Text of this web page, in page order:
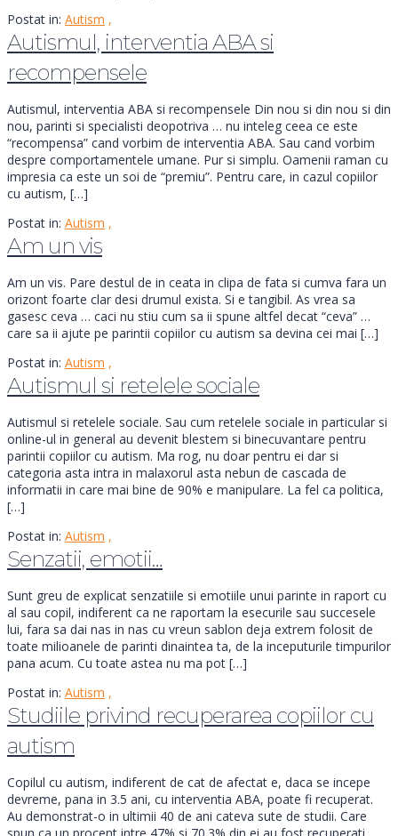
Postat in: Autism ,
Autismul, interventia ABA si
recompensele
Autismul, interventia ABA si recompensele Din nou si din nou si din
nou, parinti si specialisti deopotriva … nu inteleg ceea ce este
“recompensa” cand vorbim de interventia ABA. Sau cand vorbim
despre comportamentele umane. Pur si simplu. Oamenii raman cu
impresia ca este un soi de “premiu”. Pentru care, in cazul copiilor
cu autism, […]
Postat in: Autism ,
Am un vis
Am un vis. Pare destul de in ceata in clipa de fata si cumva fara un
orizont foarte clar desi drumul exista. Si e tangibil. As vrea sa
gasesc ceva … caci nu stiu cum sa ii spune altfel decat “ceva” …
care sa ii ajute pe parintii copiilor cu autism sa devina cei mai […]
Postat in: Autism ,
Autismul si retelele sociale
Autismul si retelele sociale. Sau cum retelele sociale in particular si
online-ul in general au devenit blestem si binecuvantare pentru
parintii copiilor cu autism. Ma rog, nu doar pentru ei dar si
categoria asta intra in malaxorul asta nebun de cascada de
informatii in care mai bine de 90% e manipulare. La fel ca politica,
[…]
Postat in: Autism ,
Senzatii, emotii…
Sunt greu de explicat senzatiile si emotiile unui parinte in raport cu
al sau copil, indiferent ca ne raportam la esecurile sau succesele
lui, fara sa dai nas in nas cu vreun sablon deja extrem folosit de
toate milioanele de parinti dinaintea ta, de la inceputurile timpurilor
pana acum. Cu toate astea nu ma pot […]
Postat in: Autism ,
Studiile privind recuperarea copiilor cu
autism
Copilul cu autism, indiferent de cat de afectat e, daca se incepe
devreme, pana in 3.5 ani, cu interventia ABA, poate fi recuperat.
Au demonstrat-o in ultimii 40 de ani cateva sute de studii. Care